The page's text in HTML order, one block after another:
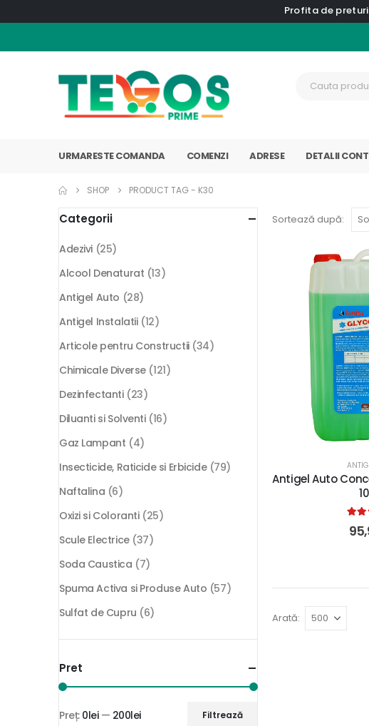
Profita de
URMARESTE COMANDA COMENZI ADRESE DETALII CONT
SHOP PRODUCT TAG - K30
Sortează după:
Antigel Auto
5.00
Arată:
Categorii
Adezivi (25)
Alcool Denaturat (13)
Antigel Auto (28)
Antigel Instalatii (12)
Articole pentru Constructii (34)
Chimicale Diverse (121)
Dezinfectanti (23)
Diluanti si Solventi (16)
Gaz Lampant (4)
Insecticide, Raticide si Erbicide (79)
Naftalina (6)
Oxizi si Coloranti (25)
Scule Electrice (37)
Soda Caustica (7)
Spuma Activa si Produse Auto (57)
Sulfat de Cupru (6)
Pret
Filtrează
Preț: 0lei— 200lei